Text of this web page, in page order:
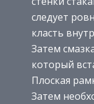
следует
класть
Затем
который
Плоская
Затем